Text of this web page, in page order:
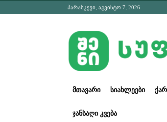
პარასკევი, აგვისტო 7, 2026
ᲛᲗᲐᲕᲐᲠᲘ ᲡᲘᲐᲮᲚᲔᲔᲑᲘ
ᲯᲐᲜᲡᲐᲦᲘ ᲙᲕᲔᲑᲐ